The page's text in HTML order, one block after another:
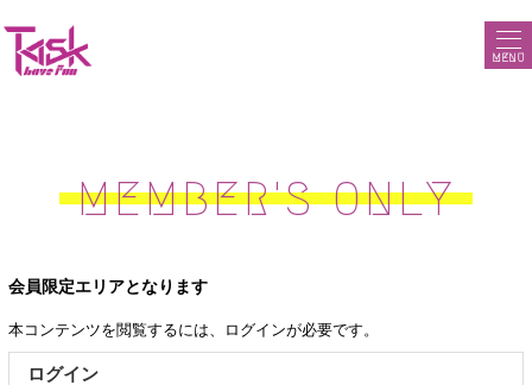
MENU
MEMBER'S ONLY
会員限定エリアとなります
本コンテンツを閲覧するには、ログインが必要です。
ログイン